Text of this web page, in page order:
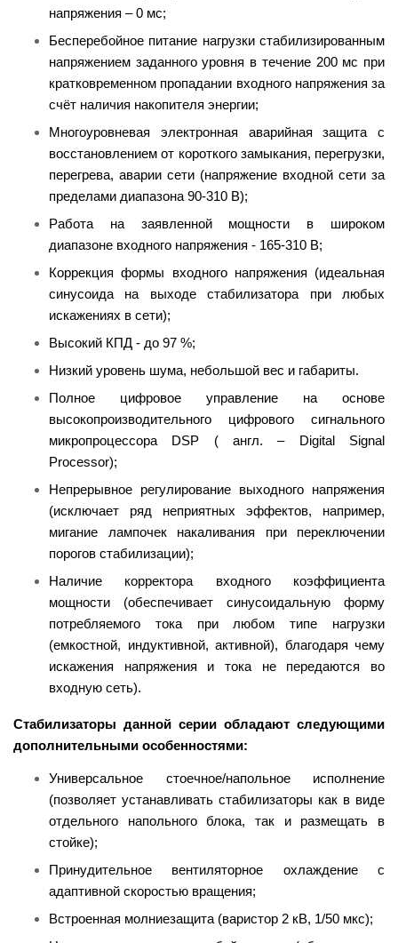
напряжения – 0 мс;
Бесперебойное питание нагрузки стабилизированным
напряжением заданного уровня в течение 200 мс при
кратковременном пропадании входного напряжения за
счёт наличия накопителя энергии;
Многоуровневая электронная аварийная защита с
восстановлением от короткого замыкания, перегрузки,
перегрева, аварии сети (напряжение входной сети за
пределами диапазона 90-310 В);
Работа на заявленной мощности в широком
диапазоне входного напряжения - 165-310 В;
Коррекция формы входного напряжения (идеальная
синусоида на выходе стабилизатора при любых
искажениях в сети);
Высокий КПД - до 97 %;
Низкий уровень шума, небольшой вес и габариты.
Полное цифровое управление на основе
высокопроизводительного цифрового сигнального
микропроцессора DSP ( англ. – Digital Signal
Processor);
Непрерывное регулирование выходного напряжения
(исключает ряд неприятных эффектов, например,
мигание лампочек накаливания при переключении
порогов стабилизации);
Наличие корректора входного коэффициента
мощности (обеспечивает синусоидальную форму
потребляемого тока при любом типе нагрузки
(емкостной, индуктивной, активной), благодаря чему
искажения напряжения и тока не передаются во
входную сеть).
Стабилизаторы данной серии обладают следующими
дополнительными особенностями:
Универсальное стоечное/напольное исполнение
(позволяет устанавливать стабилизаторы как в виде
отдельного напольного блока, так и размещать в
стойке);
Принудительное вентиляторное охлаждение с
адаптивной скоростью вращения;
Встроенная молниезащита (варистор 2 кВ, 1/50 мкс);